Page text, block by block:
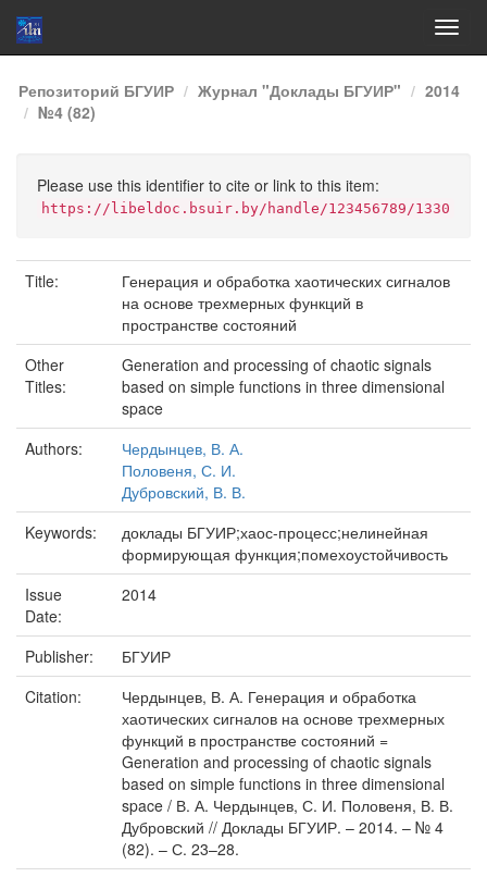
Skip
navigation
Репозиторий БГУИР Журнал "Доклады БГУИР"
2014
№4 (82)
Please use this identifier to cite or link to this item:
https://libeldoc.bsuir.by/handle/123456789/1330
Title:
Генерация и обработка хаотических сигналов
на основе трехмерных функций в
пространстве состояний
Other
Titles:
Generation and processing of chaotic signals
based on simple functions in three dimensional
space
Authors:
Чердынцев, В. А.
Половеня, С. И.
Дубровский, В. В.
Keywords:
доклады БГУИР;хаос-процесс;нелинейная
формирующая функция;помехоустойчивость
Issue
Date:
2014
Publisher:
БГУИР
Citation:
Чердынцев, В. А. Генерация и обработка
хаотических сигналов на основе трехмерных
функций в пространстве состояний =
Generation and processing of chaotic signals
based on simple functions in three dimensional
space / В. А. Чердынцев, С. И. Половеня, В. В.
Дубровский // Доклады БГУИР. – 2014. – № 4
(82). – С. 23–28.